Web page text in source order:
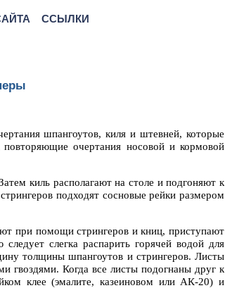
ССЫЛКИ
шпангоутов, киля и штевней, которые
очертания носовой и кормовой
киль располагают на столе и подгоняют к
подходят сосновые рейки размером
при помощи стрингеров и книц, приступают
слегка распарить горячей водой для
толщины шпангоутов и стрингеров. Листы
гвоздями. Когда все листы подогнаны друг к
клее (эмалите, казеиновом или АК-20) и